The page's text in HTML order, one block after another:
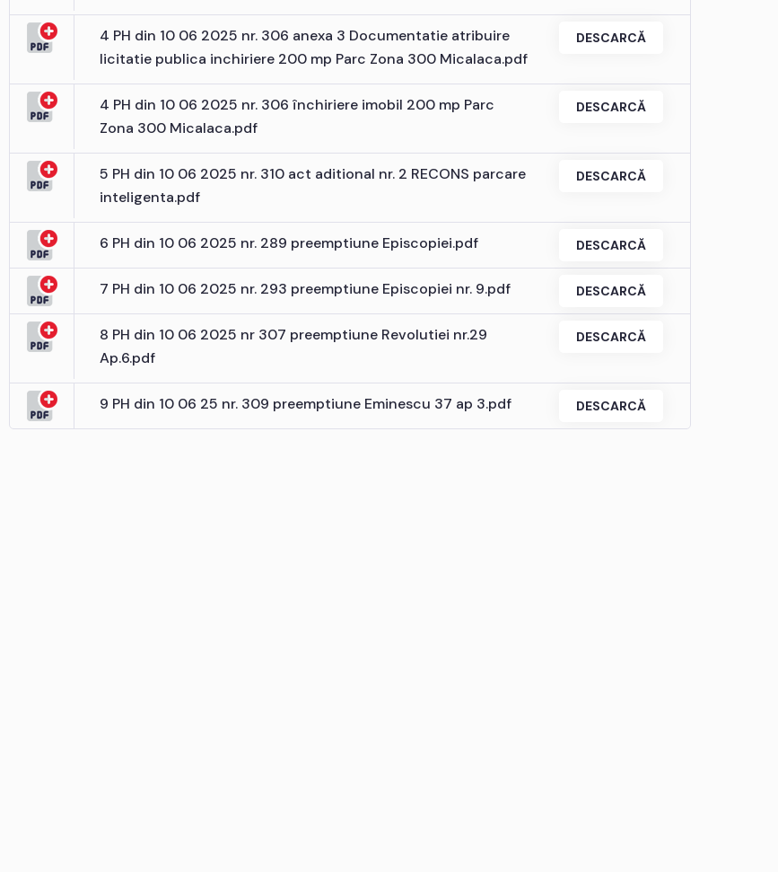
4 PH din 10 06 2025 nr. 306 anexa 3 Documentatie atribuire
licitatie publica inchiriere 200 mp Parc Zona 300 Micalaca.pdf
DESCARCĂ
4 PH din 10 06 2025 nr. 306 închiriere imobil 200 mp Parc
Zona 300 Micalaca.pdf
DESCARCĂ
5 PH din 10 06 2025 nr. 310 act aditional nr. 2 RECONS parcare
inteligenta.pdf
DESCARCĂ
6 PH din 10 06 2025 nr. 289 preemptiune Episcopiei.pdf DESCARCĂ
7 PH din 10 06 2025 nr. 293 preemptiune Episcopiei nr. 9.pdf DESCARCĂ
8 PH din 10 06 2025 nr 307 preemptiune Revolutiei nr.29
Ap.6.pdf
DESCARCĂ
9 PH din 10 06 25 nr. 309 preemptiune Eminescu 37 ap 3.pdf DESCARCĂ